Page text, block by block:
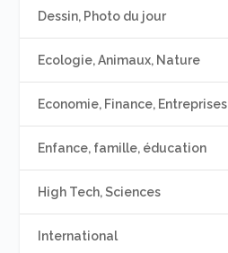
Dessin, Photo du jour
Ecologie, Animaux, Nature
Economie, Finance, Entreprises
Enfance, famille, éducation
High Tech, Sciences
International